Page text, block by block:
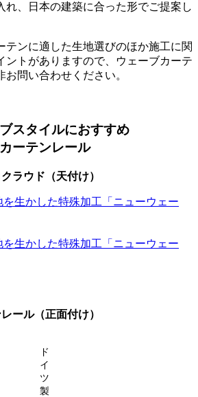
れ、日本の建築に合った形でご提案し
テンに適した生地選びのほか施工に関
ントがありますので、ウェーブカーテ
問い合わせください。
スタイルにおすすめ
カーテンレール
ラウド（天付け）
ール（正面付け）
ド
イ
ツ
製